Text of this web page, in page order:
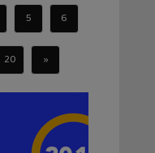
5 6
20 »